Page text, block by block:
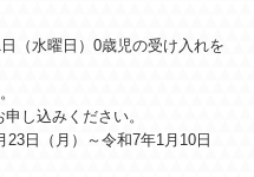
（水曜日）0歳児の受け入れを
し込みください。
23日（月）～令和7年1月10日